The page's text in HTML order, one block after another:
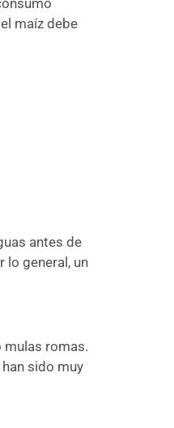
maíz debe
antes de
lo general, un
mulas romas.
sido muy